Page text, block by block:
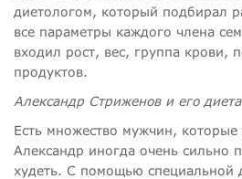
диетологом, который подбирал
все параметры каждого члена
входил рост, вес, группа крови,
продуктов.
Александр Стриженов и его диета
Есть множество мужчин, которые
Александр иногда очень сильно
худеть. С помощью специальной